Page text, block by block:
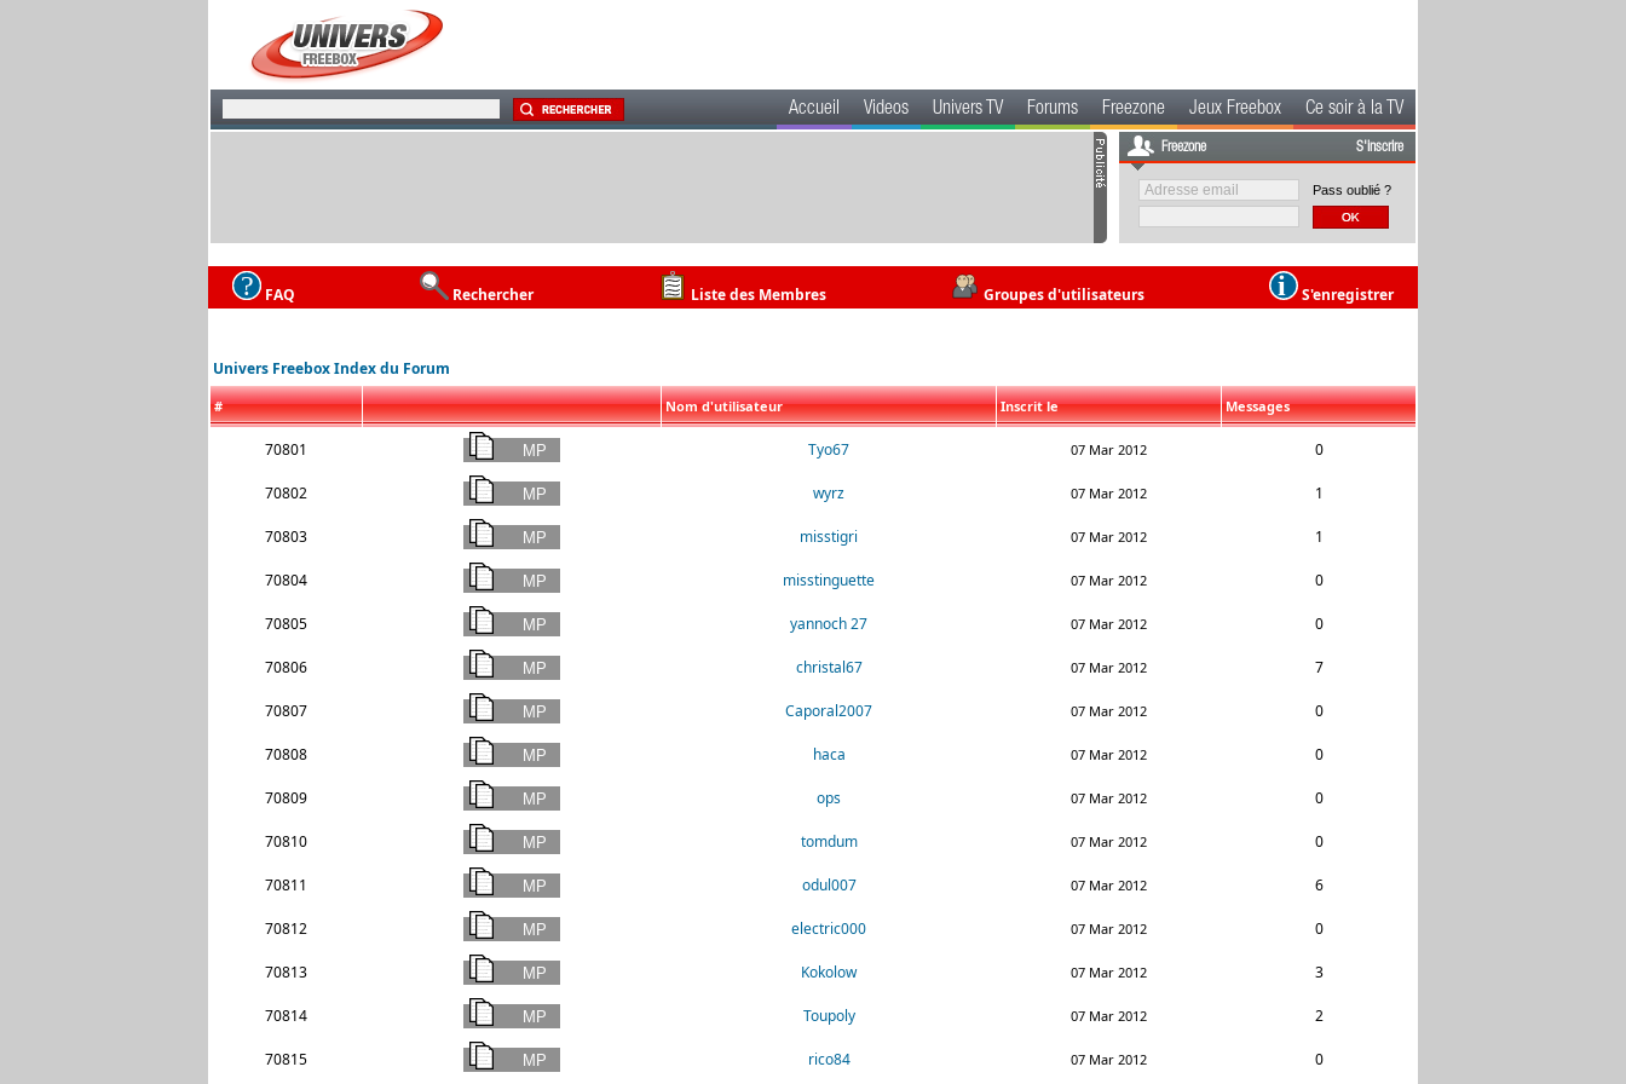
Accueil Videos Univers TV Forums Freezone Jeux Freebox Ce soir à la TV
Freezone S'inscrire
Pass oublié ?
FAQ Rechercher Liste des Membres Groupes d'utilisateurs S'enregistrer
Univers Freebox Index du Forum
# Nom d'utilisateur Inscrit le Messages
70801 Tyo67 07 Mar 2012 0
70802 wyrz 07 Mar 2012 1
70803 misstigri 07 Mar 2012 1
70804 misstinguette 07 Mar 2012 0
70805 yannoch 27 07 Mar 2012 0
70806 christal67 07 Mar 2012 7
70807 Caporal2007 07 Mar 2012 0
70808 haca 07 Mar 2012 0
70809 ops 07 Mar 2012 0
70810 tomdum 07 Mar 2012 0
70811 odul007 07 Mar 2012 6
70812 electric000 07 Mar 2012 0
70813 Kokolow 07 Mar 2012 3
70814 Toupoly 07 Mar 2012 2
70815 rico84 07 Mar 2012 0